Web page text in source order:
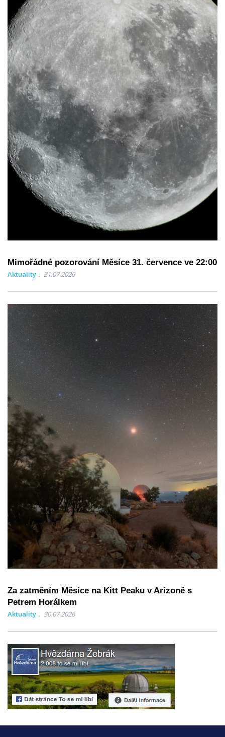
Mimořádné pozorování Měsíce 31. července ve 22:00
Aktuality 31.07.2026
Za zatměním Měsíce na Kitt Peaku v Arizoně s
Petrem Horálkem
Aktuality 30.07.2026